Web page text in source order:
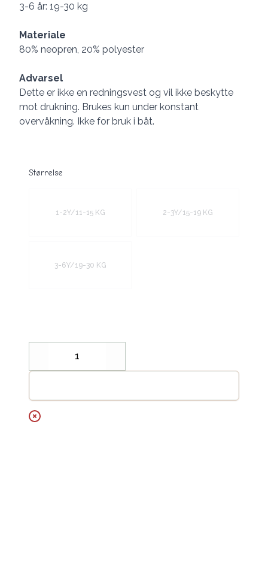
3-6 år: 19-30 kg
Materiale
80% neopren, 20% polyester
Advarsel
Dette er ikke en redningsvest og vil ikke beskytte
mot drukning. Brukes kun under konstant
overvåkning. Ikke for bruk i båt.
Størrelse
1-2Y/11-15 KG 2-3Y/15-19 KG
3-6Y/19-30 KG
Decrease